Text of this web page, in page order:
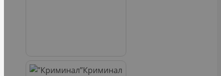
Криминал